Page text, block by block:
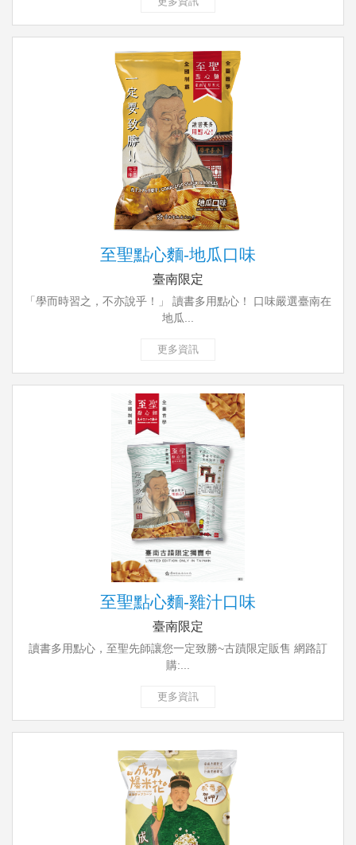
至聖點心麵-地瓜口味
臺南限定
「學而時習之，不亦說乎！」 讀書多用點心！ 口味嚴選臺南在
地瓜...
更多資訊
至聖點心麵-雞汁口味
臺南限定
讀書多用點心，至聖先師讓您一定致勝~古蹟限定販售 網路訂
購:...
更多資訊